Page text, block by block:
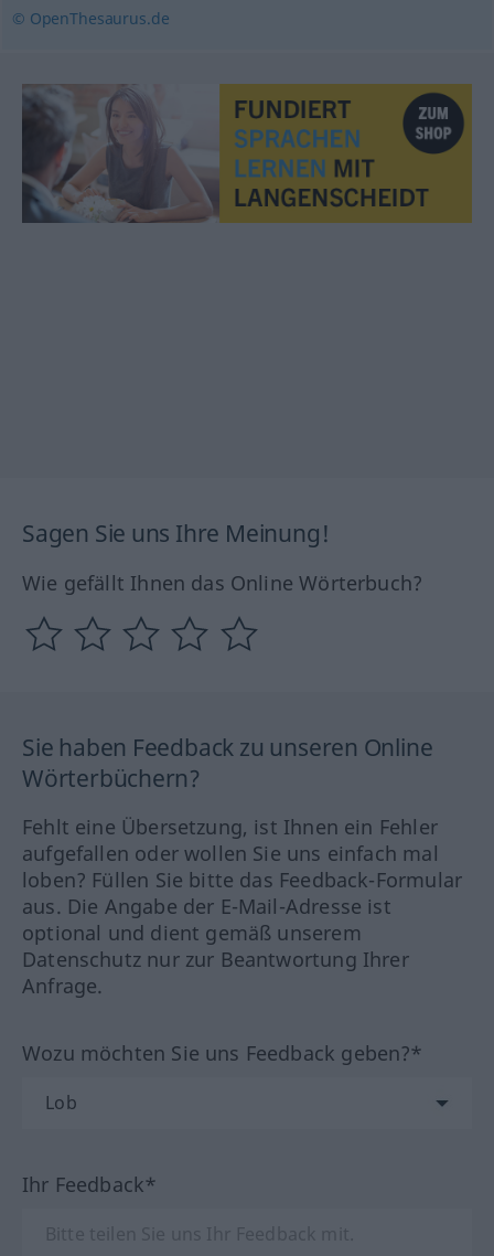
© OpenThesaurus.de
Sagen Sie uns Ihre Meinung!
Wie gefällt Ihnen das Online Wörterbuch?
Sie haben Feedback zu unseren Online
Wörterbüchern?
Fehlt eine Übersetzung, ist Ihnen ein Fehler
aufgefallen oder wollen Sie uns einfach mal
loben? Füllen Sie bitte das Feedback-Formular
aus. Die Angabe der E-Mail-Adresse ist
optional und dient gemäß unserem
Datenschutz nur zur Beantwortung Ihrer
Anfrage.
Wozu möchten Sie uns Feedback geben?*
Ihr Feedback*